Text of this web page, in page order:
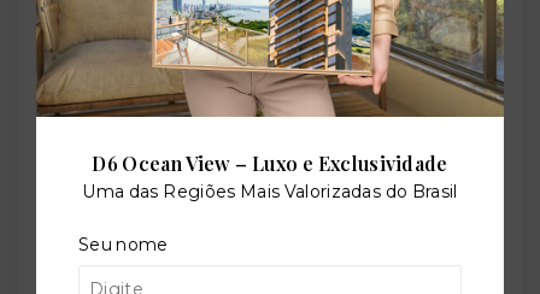
(47) 9 9147-9687
contato@imobiliariatorquato.com.br
Nome
Telefone
E-mail
D6 Ocean View – Luxo e Exclusividade
Uma das Regiões Mais Valorizadas do Brasil
Seu nome